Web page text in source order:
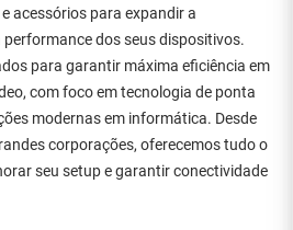
acessórios para expandir a
dos seus dispositivos.
para garantir máxima eficiência em
com foco em tecnologia de ponta
modernas em informática. Desde
corporações, oferecemos tudo o
seu setup e garantir conectividade